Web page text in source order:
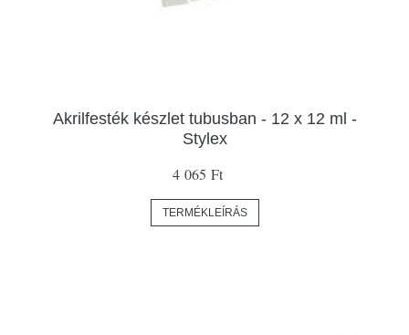
Akrilfesték készlet tubusban - 12 x 12 ml -
Stylex
4 065 Ft
TERMÉKLEÍRÁS